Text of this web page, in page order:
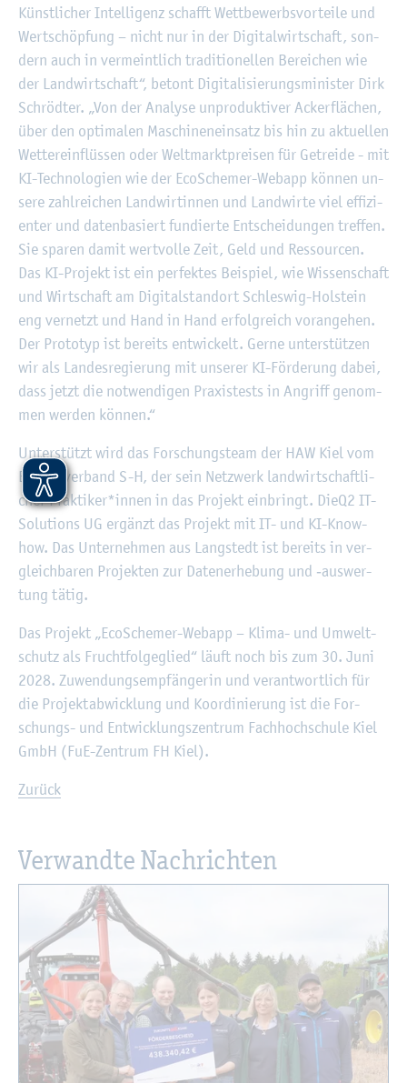
Künst­li­cher In­tel­li­genz schafft Wett­be­werbs­vor­tei­le und
Wert­schöp­fung – nicht nur in der Di­gi­tal­wirt­schaft, son­
dern auch in ver­meint­lich tra­di­tio­nel­len Be­rei­chen wie
der Land­wirt­schaft“, be­tont Di­gi­ta­li­sie­rungs­mi­nis­ter Dirk
Schröd­ter. „Von der Ana­ly­se un­pro­duk­ti­ver Acker­flä­chen,
über den op­ti­ma­len Ma­schi­nen­ein­satz bis hin zu ak­tu­el­len
Wet­ter­ein­flüs­sen oder Welt­markt­prei­sen für Ge­trei­de - mit
KI-Tech­no­lo­gi­en wie der Eco­Sche­mer-Webapp kön­nen un­
se­re zahl­rei­chen Land­wir­tin­nen und Land­wir­te viel ef­fi­zi­
en­ter und da­ten­ba­siert fun­dier­te Ent­schei­dun­gen tref­fen.
Sie spa­ren damit wert­vol­le Zeit, Geld und Res­sour­cen.
Das KI-Pro­jekt ist ein per­fek­tes Bei­spiel, wie Wis­sen­schaft
und Wirt­schaft am Di­gi­tal­stand­ort Schles­wig-Hol­stein
eng ver­netzt und Hand in Hand er­folg­reich vor­an­ge­hen.
Der Pro­to­typ ist be­reits ent­wi­ckelt. Gerne un­ter­stüt­zen
wir als Lan­des­re­gie­rung mit un­se­rer KI-För­de­rung dabei,
dass jetzt die not­wen­di­gen Pra­xis­tests in An­griff ge­nom­
men wer­den kön­nen.“
Un­ter­stützt wird das For­schungs­team der HAW Kiel vom
Bau­ern­ver­band S-H, der sein Netz­werk land­wirt­schaft­li­
cher Prak­ti­ker*innen in das Pro­jekt ein­bringt. DieQ2 IT-
So­lu­ti­ons UG er­gänzt das Pro­jekt mit IT- und KI-Know-
how. Das Un­ter­neh­men aus Langstedt ist be­reits in ver­
gleich­ba­ren Pro­jek­ten zur Da­ten­er­he­bung und ‑aus­wer­
tung tätig.
Das Pro­jekt „Eco­Sche­mer-Webapp – Klima- und Um­welt­
schutz als Frucht­fol­ge­glied“ läuft noch bis zum 30. Juni
2028. Zu­wen­dungs­emp­fän­ge­rin und ver­ant­wort­lich für
die Pro­jekt­ab­wick­lung und Ko­or­di­nie­rung ist die For­
schungs- und Ent­wick­lungs­zen­trum Fach­hoch­schu­le Kiel
GmbH (FuE-Zen­trum FH Kiel).
Zu­rück
Ver­wand­te Nach­rich­ten